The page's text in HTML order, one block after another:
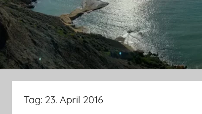
Tag: 23. April 2016